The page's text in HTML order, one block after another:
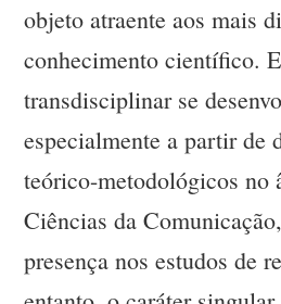
objeto atraente aos mais
conhecimento científico.
transdisciplinar se
especialmente a partir de
teórico-metodológicos no
Ciências da
presença nos estudos de